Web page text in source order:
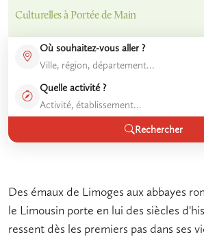
Culturelles à Portée de Main
Où souhaitez-vous aller ?
Quelle activité ?
Rechercher
Des émaux de Limoges aux abbayes
le Limousin porte en lui des siècles
ressent dès les premiers pas dans ses